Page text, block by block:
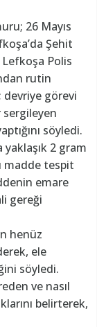
26 Mayıs
Şehit
Polis
rutin
görevi
söyledi.
yaklaşık 2 gram
madde tespit
emare
gereği
henüz
ele
söyledi.
ve nasıl
belirterek,